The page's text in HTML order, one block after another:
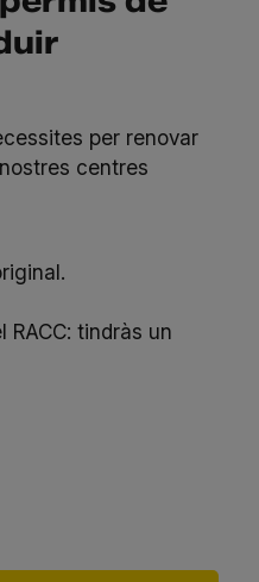
per renovar
centres
RACC: tindràs un